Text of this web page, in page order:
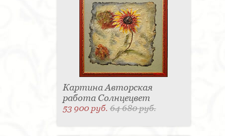
Картина Авторская
работа Солнцецвет
53 900 руб.64 680 руб.